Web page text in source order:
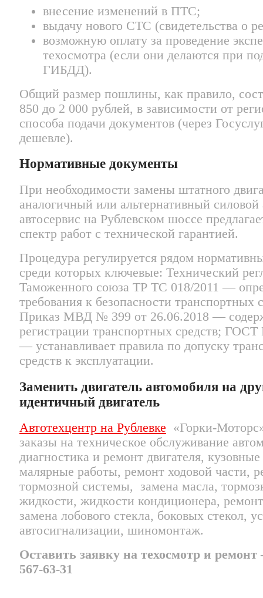
внесение изменений в ПТС;
выдачу нового СТС (свидетельства о
возможную оплату за проведение
техосмотра (если они делаются при
ГИБДД).
Общий размер пошлины, как правило,
850 до 2 000 рублей, в зависимости от
способа подачи документов (через
дешевле).
Нормативные документы
При необходимости замены штатного
аналогичный или альтернативный силовой
автосервис на Рублевском шоссе
спектр работ с технической гарантией.
Процедура регулируется рядом
среди которых ключевые: Технический
Таможенного союза ТР ТС 018/2011 —
требования к безопасности транспортных
Приказ МВД № 399 от 26.06.2018 —
регистрации транспортных средств; ГОСТ
— устанавливает правила по допуску
средств к эксплуатации.
Заменить двигатель автомобиля на
идентичный двигатель
Автотехцентр на Рублевке «Горки-
заказы на техническое обслуживание
диагностика и ремонт двигателя,
малярные работы, ремонт ходовой части,
тормозной системы, замена масла,
жидкости, жидкости кондиционера,
замена лобового стекла, боковых стекол,
автосигнализации, шиномонтаж.
Оставить заявку на техосмотр и ремонт
567-63-31